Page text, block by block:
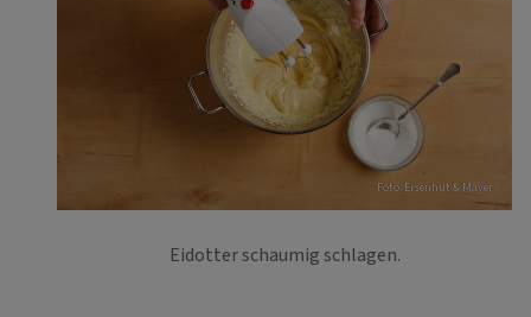
Foto: Eisenhut & Mayer
Eidotter schaumig schlagen.